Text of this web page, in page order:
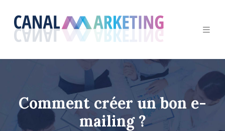
Comment créer un bon e-
mailing ?